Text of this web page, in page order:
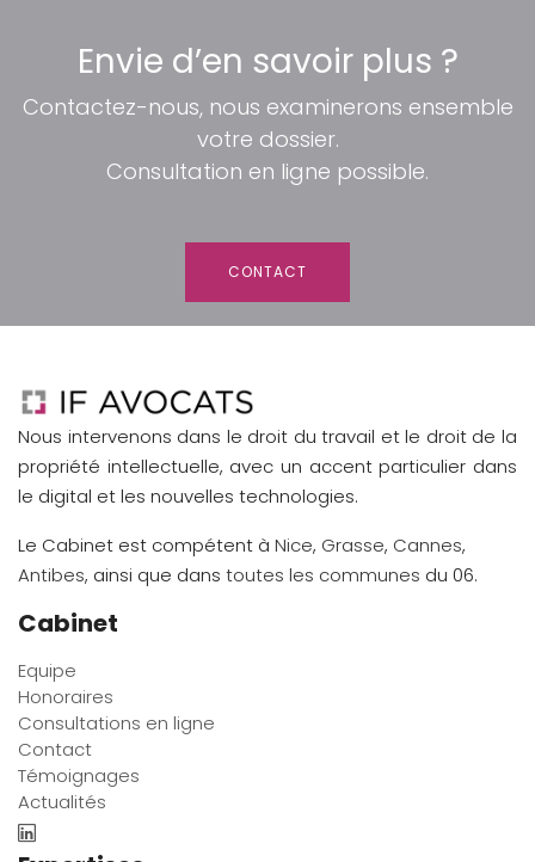
Envie d’en savoir plus ?
Contactez-nous, nous examinerons ensemble
votre dossier.
Consultation en ligne possible.
CONTACT
Nous intervenons dans le droit du travail et le droit de la
propriété intellectuelle, avec un accent particulier dans
le digital et les nouvelles technologies.
Le Cabinet est compétent à Nice, Grasse, Cannes,
Antibes, ainsi que dans toutes les communes du 06.
Cabinet
Equipe
Honoraires
Consultations en ligne
Contact
Témoignages
Actualités